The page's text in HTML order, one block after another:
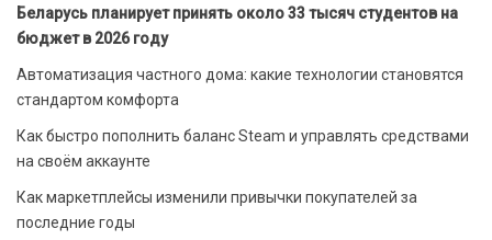
Беларусь планирует принять около 33 тысяч студентов на
бюджет в 2026 году
Автоматизация частного дома: какие технологии становятся
стандартом комфорта
Как быстро пополнить баланс Steam и управлять средствами
на своём аккаунте
Как маркетплейсы изменили привычки покупателей за
последние годы